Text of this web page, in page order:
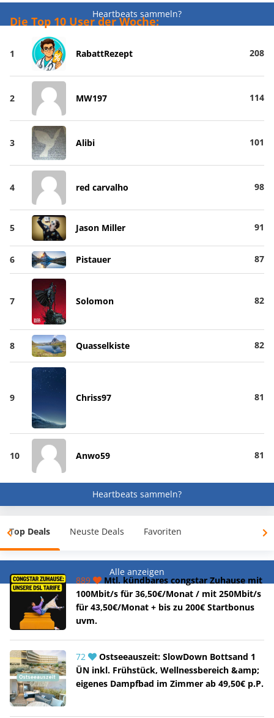
Heartbeats sammeln?
Die Top 10 User der Woche:
1 RabattRezept 208
2 MW197 114
3 Alibi 101
4 red carvalho 98
5 Jason Miller 91
6 Pistauer 87
7 Solomon 82
8 Quasselkiste 82
9 Chriss97 81
10 Anwo59 81
Heartbeats sammeln?
Top Deals Neuste Deals Favoriten
Alle anzeigen
889
Mtl. kündbares congstar Zuhause mit
100Mbit/s für 36,50€/Monat / mit 250Mbit/s
für 43,50€/Monat + bis zu 200€ Startbonus
uvm.
72
Ostseeauszeit: SlowDown Bottsand 1
ÜN inkl. Frühstück, Wellnessbereich &amp;
eigenes Dampfbad im Zimmer ab 49,50€ p.P.